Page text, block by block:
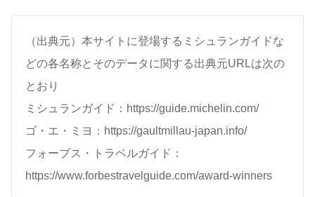
（出典元）本サイトに登場するミシュランガイドな
どの各名称とそのデータに関する出典元URLは次の
とおり
ミシュランガイド：https://guide.michelin.com/
ゴ・エ・ミヨ：https://gaultmillau-japan.info/
フォーブス・トラベルガイド：
https://www.forbestravelguide.com/award-winners